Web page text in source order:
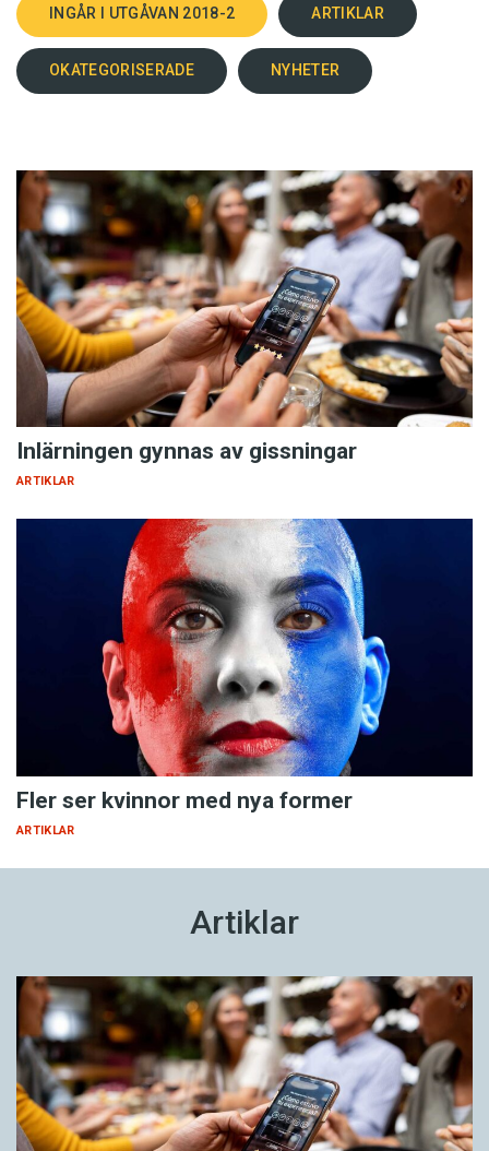
INGÅR I UTGÅVAN 2018-2 ARTIKLAR
OKATEGORISERADE NYHETER
Inlärningen gynnas av gissningar
ARTIKLAR
Fler ser kvinnor med nya former
ARTIKLAR
Artiklar